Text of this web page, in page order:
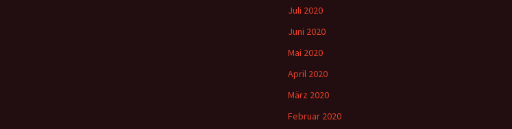
Juli 2020
Juni 2020
Mai 2020
April 2020
März 2020
Februar 2020